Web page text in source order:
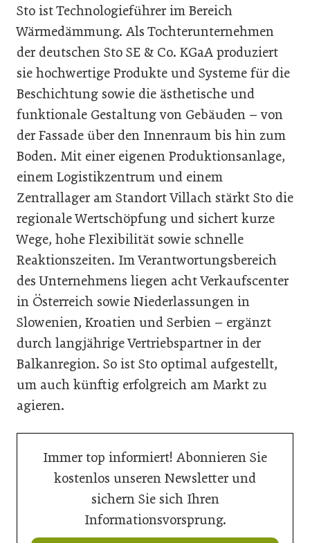
Sto ist Technologieführer im Bereich
Wärmedämmung. Als Tochterunternehmen
der deutschen Sto SE & Co. KGaA produziert
sie hochwertige Produkte und Systeme für die
Beschichtung sowie die ästhetische und
funktionale Gestaltung von Gebäuden – von
der Fassade über den Innenraum bis hin zum
Boden. Mit einer eigenen Produktionsanlage,
einem Logistikzentrum und einem
Zentrallager am Standort Villach stärkt Sto die
regionale Wertschöpfung und sichert kurze
Wege, hohe Flexibilität sowie schnelle
Reaktionszeiten. Im Verantwortungsbereich
des Unternehmens liegen acht Verkaufscenter
in Österreich sowie Niederlassungen in
Slowenien, Kroatien und Serbien – ergänzt
durch langjährige Vertriebspartner in der
Balkanregion. So ist Sto optimal aufgestellt,
um auch künftig erfolgreich am Markt zu
agieren.
Immer top informiert! Abonnieren Sie
kostenlos unseren Newsletter und
sichern Sie sich Ihren
Informationsvorsprung.